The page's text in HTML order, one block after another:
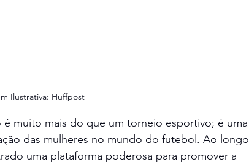
Ilustrativa: Huffpost
muito mais do que um torneio esportivo; é uma
das mulheres no mundo do futebol. Ao longo
uma plataforma poderosa para promover a